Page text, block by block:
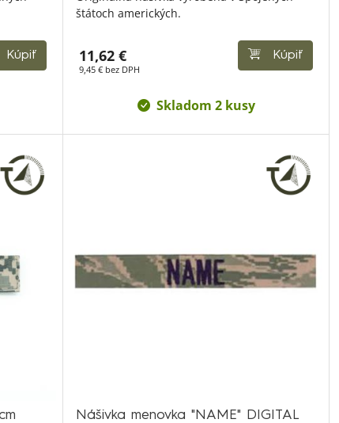
Kúpiť
štátoch amerických.
11,62 €
9,45 € bez DPH
Kúpiť
Skladom 2 kusy
Nášivka menovka "NAME" DIGITAL